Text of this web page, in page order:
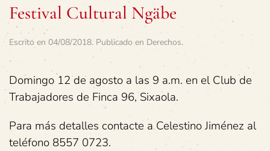
Festival Cultural Ngäbe
Escrito en 04/08/2018. Publicado en Derechos.
Domingo 12 de agosto a las 9 a.m. en el Club de
Trabajadores de Finca 96, Sixaola.
Para más detalles contacte a Celestino Jiménez al
teléfono 8557 0723.